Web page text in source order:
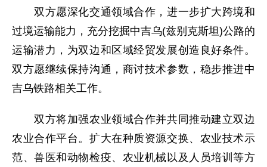
双方愿深化交通领域合作，进一步扩大跨境和
过境运输能力，充分挖掘中吉乌(兹别克斯坦)公路的
运输潜力，为双边和区域经贸发展创造良好条件。
双方愿继续保持沟通，商讨技术参数，稳步推进中
吉乌铁路相关工作。
双方将加强农业领域合作并共同推动建立双边
农业合作平台。扩大在种质资源交换、农业技术示
范、兽医和动物检疫、农业机械以及人员培训等方